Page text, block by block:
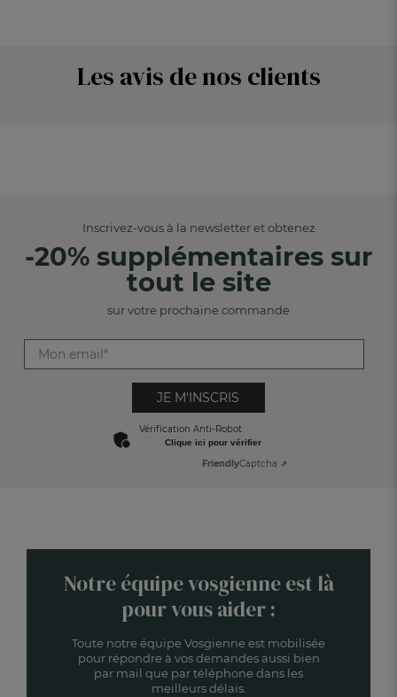
Les avis de nos clients
Inscrivez-vous à la newsletter et obtenez
-20% supplémentaires sur
tout le site
sur votre prochaine commande
JE M'INSCRIS
Vérification Anti-Robot
Clique ici pour vérifier
FriendlyCaptcha ⇗
Notre équipe vosgienne est là
pour vous aider :
Toute notre équipe Vosgienne est mobilisée
pour répondre à vos demandes aussi bien
par mail que par téléphone dans les
meilleurs délais.